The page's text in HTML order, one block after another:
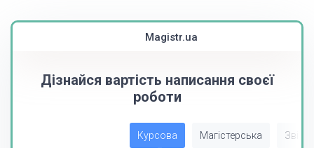
Magistr.ua
Дізнайся вартість написання своєї
роботи
Курсова Магістерська Звіт